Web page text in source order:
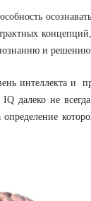
и
интеллекта и
далеко не